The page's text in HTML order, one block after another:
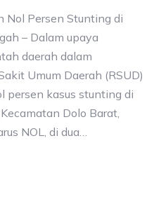
Nol Persen Stunting di
– Dalam upaya
daerah dalam
Umum Daerah (RSUD)
persen kasus stunting di
Dolo Barat,
NOL, di dua…